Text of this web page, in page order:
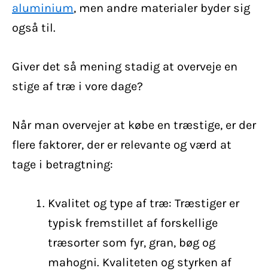
aluminium, men andre materialer byder sig
også til.
Giver det så mening stadig at overveje en
stige af træ i vore dage?
Når man overvejer at købe en træstige, er der
flere faktorer, der er relevante og værd at
tage i betragtning:
Kvalitet og type af træ: Træstiger er
typisk fremstillet af forskellige
træsorter som fyr, gran, bøg og
mahogni. Kvaliteten og styrken af